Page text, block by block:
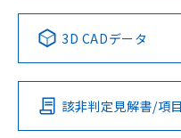
Pb Hg
O
この
その他の認証はこ
3D CADデータ
該非判定見解書/項